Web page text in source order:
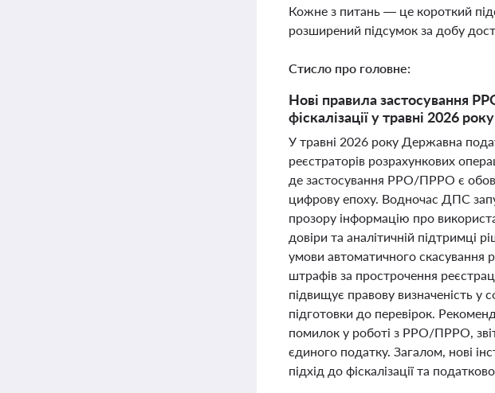
Кожне з питань — це короткий
розширений підсумок за добу
Стисло про головне:
Нові правила застосування
фіскалізації у травні 2026 року
У травні 2026 року Державна
реєстраторів розрахункових
де застосування РРО/ПРРО є
цифрову епоху. Водночас ДПС
прозору інформацію про
довіри та аналітичній підтримці
умови автоматичного скасування
штрафів за прострочення
підвищує правову визначеність у
підготовки до перевірок.
помилок у роботі з РРО/ПРРО,
єдиного податку. Загалом, нові
підхід до фіскалізації та